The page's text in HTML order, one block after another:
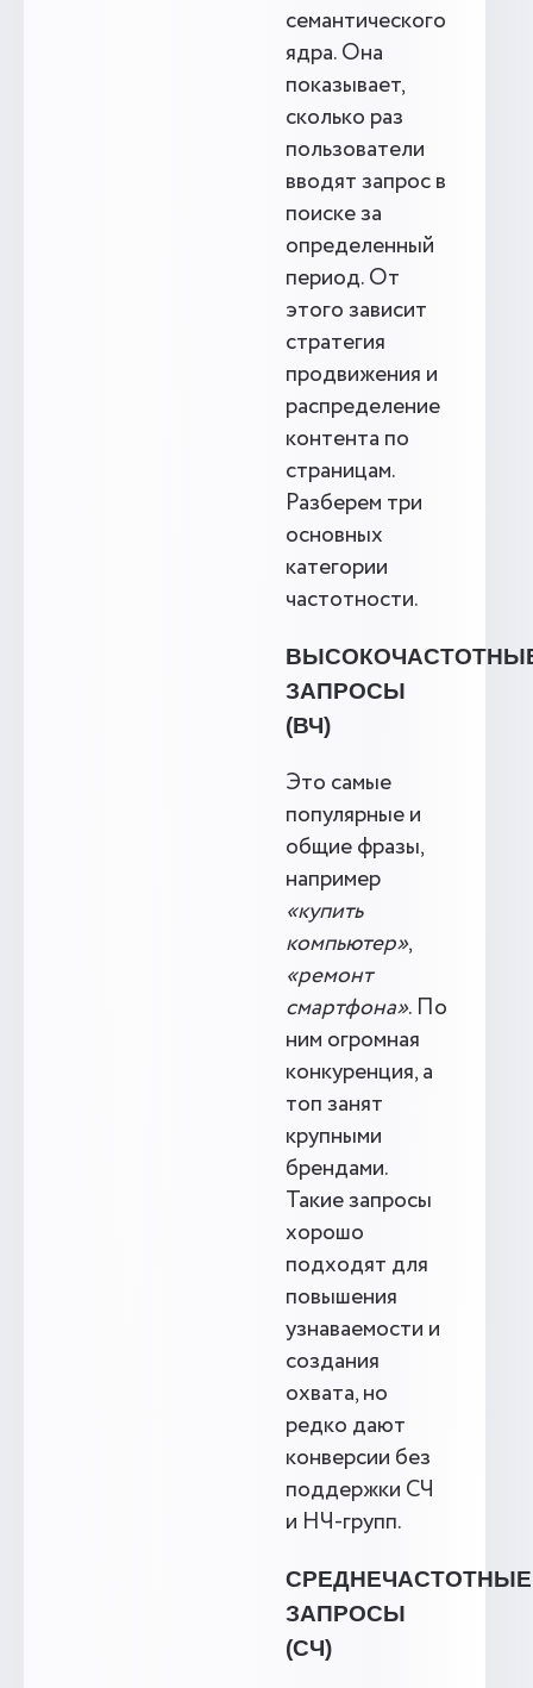
семантического
ядра. Она
показывает,
сколько раз
пользователи
вводят запрос в
поиске за
определенный
период. От
этого зависит
стратегия
продвижения и
распределение
контента по
страницам.
Разберем три
основных
категории
частотности.
ЗАПРОСЫ
(ВЧ)
Это самые
популярные и
общие фразы,
например
«купить
компьютер»,
«ремонт
смартфона». По
ним огромная
конкуренция, а
топ занят
крупными
брендами.
Такие запросы
хорошо
подходят для
повышения
узнаваемости и
создания
охвата, но
редко дают
конверсии без
поддержки СЧ
и НЧ-групп.
СРЕДНЕЧАСТОТНЫЕ
ЗАПРОСЫ
(СЧ)